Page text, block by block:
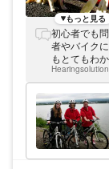
もっと見る
初心者でも
者やバイク
もとてもわ
たくなります